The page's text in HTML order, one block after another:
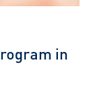
in